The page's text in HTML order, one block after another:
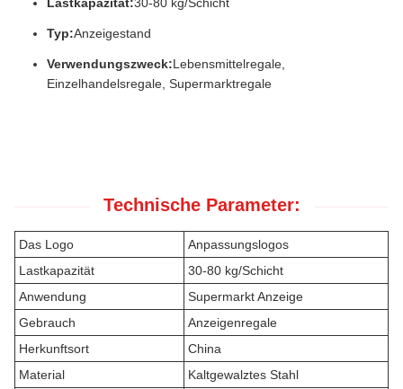
Typ:Anzeigestand
Verwendungszweck:Lebensmittelregale,
Einzelhandelsregale, Supermarktregale
Technische Parameter:
Das Logo
Anpassungslogos
Lastkapazität
30-80 kg/Schicht
Anwendung
Supermarkt Anzeige
Gebrauch
Anzeigenregale
Herkunftsort
China
Material
Kaltgewalztes Stahl